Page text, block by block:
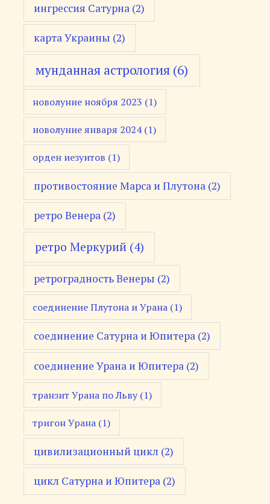
ингрессия Сатурна (2)
карта Украины (2)
мунданная астрология(6)
новолуние ноября 2023 (1)
новолуние января 2024(1)
орден иезуитов (1)
противостояние Марса и Плутона(2)
ретро Венера(2)
ретро Меркурий(4)
ретроградность Венеры (2)
соединение Плутона и Урана (1)
соединение Сатурна и Юпитера(2)
соединение Урана и Юпитера(2)
транзит Урана по Льву(1)
тригон Урана (1)
цивилизационный цикл (2)
цикл Сатурна и Юпитера(2)